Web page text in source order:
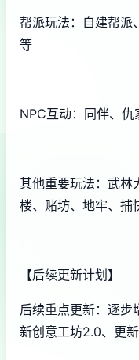
帮派玩法：自建帮派
等
NPC互动：同伴、
其他重要玩法：武林
楼、赌坊、地牢、捕
【后续更新计划】
后续重点更新：逐步
新创意工坊2.0、更